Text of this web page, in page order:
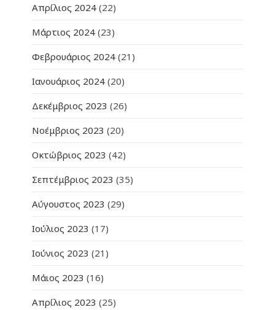
Απρίλιος 2024 (22)
Μάρτιος 2024 (23)
Φεβρουάριος 2024 (21)
Ιανουάριος 2024 (20)
Δεκέμβριος 2023 (26)
Νοέμβριος 2023 (20)
Οκτώβριος 2023 (42)
Σεπτέμβριος 2023 (35)
Αύγουστος 2023 (29)
Ιούλιος 2023 (17)
Ιούνιος 2023 (21)
Μάιος 2023 (16)
Απρίλιος 2023 (25)